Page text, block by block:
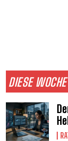
DIESE